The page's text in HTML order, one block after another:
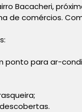
Bacacheri,
de comércios.
ponto para ar-